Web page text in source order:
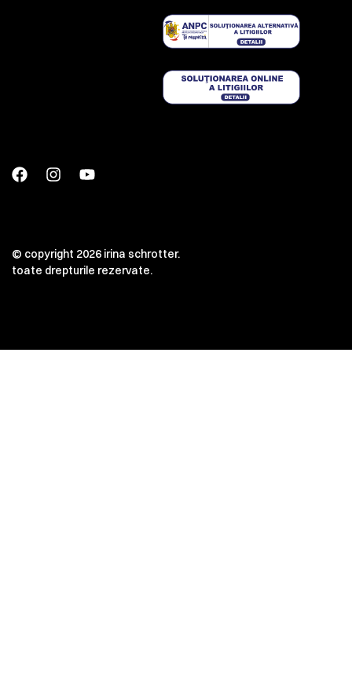
© copyright 2026 irina schrotter.
toate drepturile rezervate.